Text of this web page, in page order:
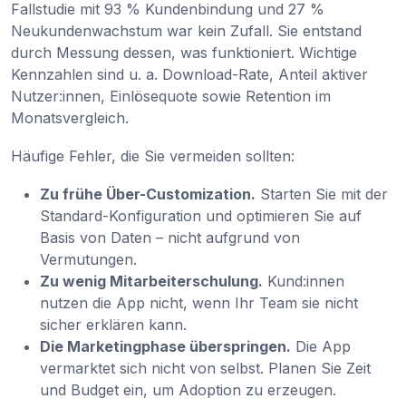
Fallstudie mit 93 % Kundenbindung und 27 %
Neukundenwachstum war kein Zufall. Sie entstand
durch Messung dessen, was funktioniert. Wichtige
Kennzahlen sind u. a. Download-Rate, Anteil aktiver
Nutzer:innen, Einlösequote sowie Retention im
Monatsvergleich.
Häufige Fehler, die Sie vermeiden sollten:
Zu frühe Über-Customization. Starten Sie mit der
Standard-Konfiguration und optimieren Sie auf
Basis von Daten – nicht aufgrund von
Vermutungen.
Zu wenig Mitarbeiterschulung. Kund:innen
nutzen die App nicht, wenn Ihr Team sie nicht
sicher erklären kann.
Die Marketingphase überspringen. Die App
vermarktet sich nicht von selbst. Planen Sie Zeit
und Budget ein, um Adoption zu erzeugen.